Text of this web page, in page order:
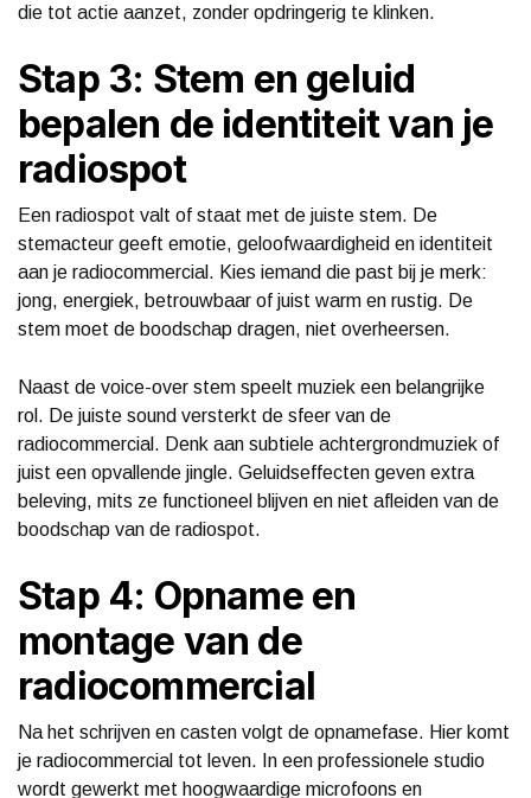
die tot actie aanzet, zonder opdringerig te klinken.
Stap 3: Stem en geluid
bepalen de identiteit van je
radiospot
Een radiospot valt of staat met de juiste stem. De
stemacteur geeft emotie, geloofwaardigheid en identiteit
aan je radiocommercial. Kies iemand die past bij je merk:
jong, energiek, betrouwbaar of juist warm en rustig. De
stem moet de boodschap dragen, niet overheersen.
Naast de voice-over stem speelt muziek een belangrijke
rol. De juiste sound versterkt de sfeer van de
radiocommercial. Denk aan subtiele achtergrondmuziek of
juist een opvallende jingle. Geluidseffecten geven extra
beleving, mits ze functioneel blijven en niet afleiden van de
boodschap van de radiospot.
Stap 4: Opname en
montage van de
radiocommercial
Na het schrijven en casten volgt de opnamefase. Hier komt
je radiocommercial tot leven. In een professionele studio
wordt gewerkt met hoogwaardige microfoons en